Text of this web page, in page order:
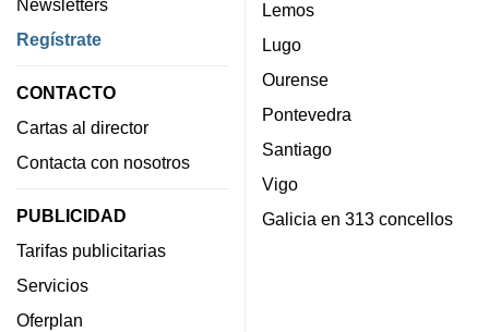
Newsletters
Regístrate
CONTACTO
Cartas al director
Contacta con nosotros
PUBLICIDAD
Tarifas publicitarias
Servicios
Oferplan
Lemos
Lugo
Ourense
Pontevedra
Santiago
Vigo
Galicia en 313 concellos